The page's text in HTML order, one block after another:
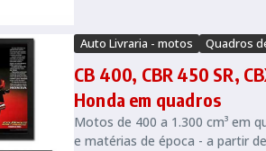
Auto Livraria - motos Quadros
CB 400, CBR 450 SR,
Honda em quadros
Motos de 400 a 1.300 cm³ em
e matérias de época - a partir de